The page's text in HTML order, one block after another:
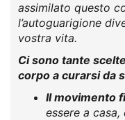
assimilato questo
l’autoguarigione
vostra vita.
Ci sono tante
corpo a curarsi da
Il movimento
essere a